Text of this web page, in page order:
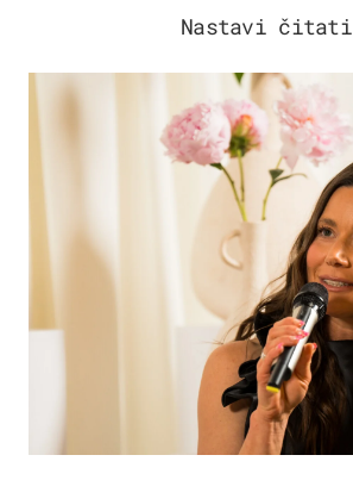
Nastavi čitati
MODA & LJEPOTA